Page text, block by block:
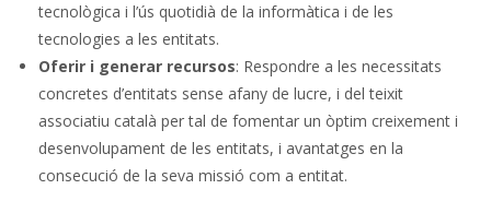
tecnològica i l’ús quotidià de la informàtica i de les
tecnologies a les entitats.
Oferir i generar recursos: Respondre a les necessitats
concretes d’entitats sense afany de lucre, i del teixit
associatiu català per tal de fomentar un òptim creixement i
desenvolupament de les entitats, i avantatges en la
consecució de la seva missió com a entitat.